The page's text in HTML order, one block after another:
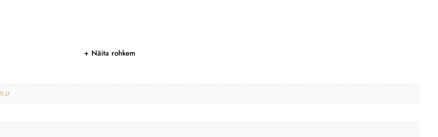
Näita rohkem